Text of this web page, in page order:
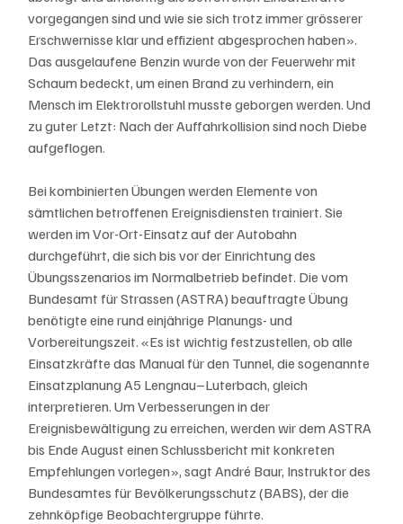
vorgegangen sind und wie sie sich trotz immer grösserer
Erschwernisse klar und effizient abgesprochen haben».
Das ausgelaufene Benzin wurde von der Feuerwehr mit
Schaum bedeckt, um einen Brand zu verhindern, ein
Mensch im Elektrorollstuhl musste geborgen werden. Und
zu guter Letzt: Nach der Auffahrkollision sind noch Diebe
aufgeflogen.
Bei kombinierten Übungen werden Elemente von
sämtlichen betroffenen Ereignisdiensten trainiert. Sie
werden im Vor-Ort-Einsatz auf der Autobahn
durchgeführt, die sich bis vor der Einrichtung des
Übungsszenarios im Normalbetrieb befindet. Die vom
Bundesamt für Strassen (ASTRA) beauftragte Übung
benötigte eine rund einjährige Planungs- und
Vorbereitungszeit. «Es ist wichtig festzustellen, ob alle
Einsatzkräfte das Manual für den Tunnel, die sogenannte
Einsatzplanung A5 Lengnau–Luterbach, gleich
interpretieren. Um Verbesserungen in der
Ereignisbewältigung zu erreichen, werden wir dem ASTRA
bis Ende August einen Schlussbericht mit konkreten
Empfehlungen vorlegen», sagt André Baur, Instruktor des
Bundesamtes für Bevölkerungsschutz (BABS), der die
zehnköpfige Beobachtergruppe führte.